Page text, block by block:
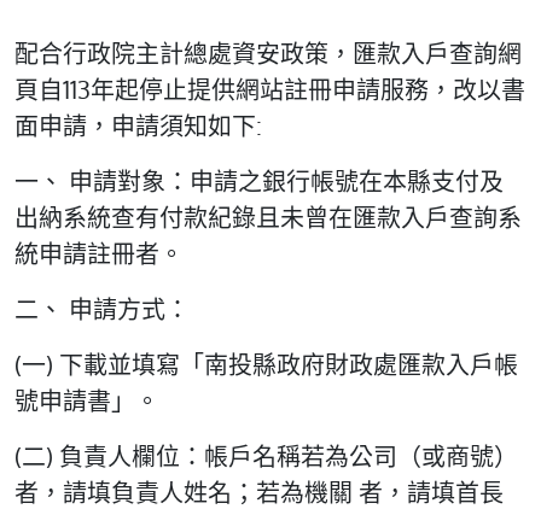
配合行政院主計總處資安政策，匯款入戶查詢網
頁自113年起停止提供網站註冊申請服務，改以書
面申請，申請須知如下:
一、 申請對象：申請之銀行帳號在本縣支付及
出納系統查有付款紀錄且未曾在匯款入戶查詢系
統申請註冊者。
二、 申請方式：
(一) 下載並填寫「南投縣政府財政處匯款入戶帳
號申請書」。
(二) 負責人欄位：帳戶名稱若為公司（或商號）
者，請填負責人姓名；若為機關 者，請填首長